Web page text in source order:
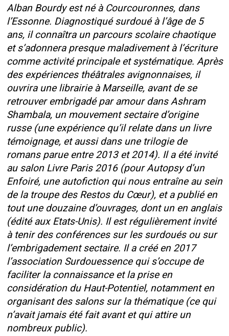
Alban Bourdy est né à Courcouronnes, dans
l’Essonne. Diagnostiqué surdoué à l’âge de 5
ans, il connaîtra un parcours scolaire chaotique
et s’adonnera presque maladivement à l’écriture
comme activité principale et systématique. Après
des expériences théâtrales avignonnaises, il
ouvrira une librairie à Marseille, avant de se
retrouver embrigadé par amour dans Ashram
Shambala, un mouvement sectaire d’origine
russe (une expérience qu’il relate dans un livre
témoignage, et aussi dans une trilogie de
romans parue entre 2013 et 2014). Il a été invité
au salon Livre Paris 2016 (pour Autopsy d’un
Enfoiré, une autofiction qui nous entraîne au sein
de la troupe des Restos du Cœur), et a publié en
tout une douzaine d’ouvrages, dont un en anglais
(édité aux Etats-Unis). Il est régulièrement invité
à tenir des conférences sur les surdoués ou sur
l’embrigadement sectaire. Il a créé en 2017
l’association Surdouessence qui s’occupe de
faciliter la connaissance et la prise en
considération du Haut-Potentiel, notamment en
organisant des salons sur la thématique (ce qui
n’avait jamais été fait avant et qui attire un
nombreux public).